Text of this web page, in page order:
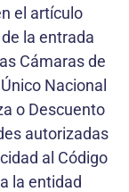
el artículo
la entrada
Cámaras de
Nacional
o Descuento
autorizadas
al Código
la entidad